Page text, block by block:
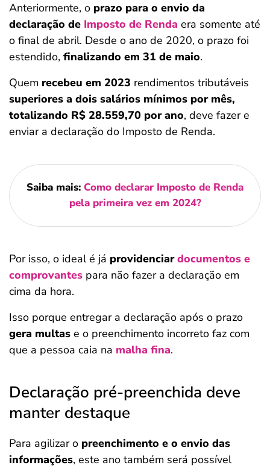
Anteriormente, o prazo para o envio da
declaração de Imposto de Renda era somente até
o final de abril. Desde o ano de 2020, o prazo foi
estendido, finalizando em 31 de maio.
Quem recebeu em 2023 rendimentos tributáveis
superiores a dois salários mínimos por mês,
totalizando R$ 28.559,70 por ano, deve fazer e
enviar a declaração do Imposto de Renda.
Saiba mais: Como declarar Imposto de Renda
pela primeira vez em 2024?
Por isso, o ideal é já providenciardocumentos e
comprovantes para não fazer a declaração em
cima da hora.
Isso porque entregar a declaração após o prazo
gera multas e o preenchimento incorreto faz com
que a pessoa caia na malha fina.
Declaração pré-preenchida deve
manter destaque
Para agilizar o preenchimento e o envio das
informações, este ano também será possível